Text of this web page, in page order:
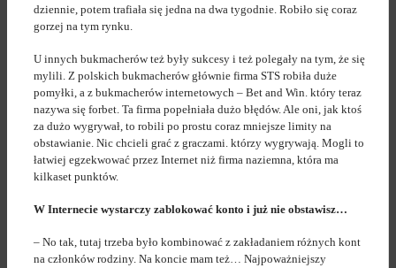
dziennie, potem trafiała się jedna na dwa tygodnie. Robiło się coraz
gorzej na tym rynku.
U innych bukmacherów też były sukcesy i też polegały na tym, że się
mylili. Z polskich bukmacherów głównie firma STS robiła duże
pomyłki, a z bukmacherów internetowych – Bet and Win. który teraz
nazywa się forbet. Ta firma popełniała dużo błędów. Ale oni, jak ktoś
za dużo wygrywał, to robili po prostu coraz mniejsze limity na
obstawianie. Nic chcieli grać z graczami. którzy wygrywają. Mogli to
łatwiej egzekwować przez Internet niż firma naziemna, która ma
kilkaset punktów.
W Internecie wystarczy zablokować konto i już nie obstawisz…
– No tak, tutaj trzeba było kombinować z zakładaniem różnych kont
na członków rodziny. Na koncie mam też… Najpoważniejszy